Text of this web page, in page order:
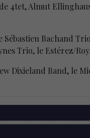
4tet, Almut
Sébastien Bachand
Trio, le Estérez/
Dixieland Band, le